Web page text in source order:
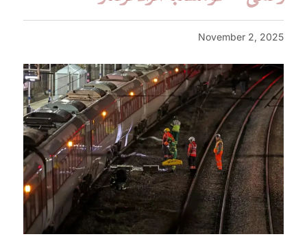
November 2, 2025